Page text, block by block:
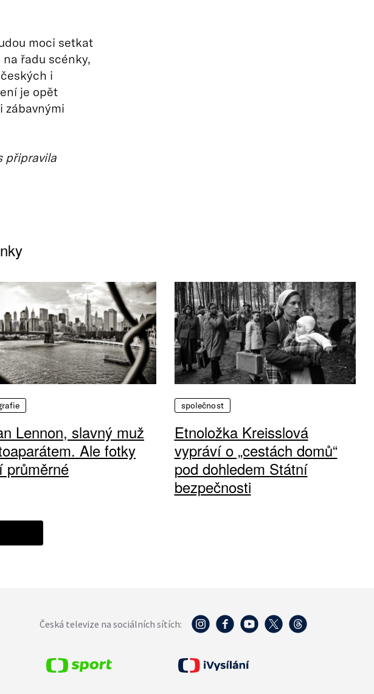
moci setkat
řadu scénky,
i
je opět
zábavnými
připravila
Lennon, slavný muž
Ale fotky
průměrné
společnost
Etnoložka Kreisslová
vypráví o „cestách domů“
pod dohledem Státní
bezpečnosti
Česká televize na sociálních sítích: